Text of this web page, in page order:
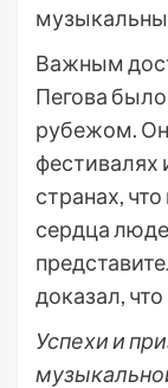
Важным
Пегова
рубежом.
фестивалях
странах,
сердца
доказал,
Успехи и